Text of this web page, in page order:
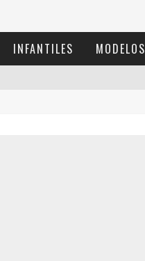
INFANTILES MODELOS